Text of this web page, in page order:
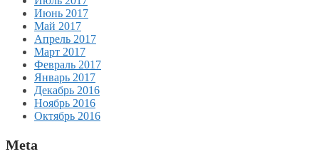
Июнь 2017
Май 2017
Апрель 2017
Март 2017
Февраль 2017
Январь 2017
Декабрь 2016
Ноябрь 2016
Октябрь 2016
Meta